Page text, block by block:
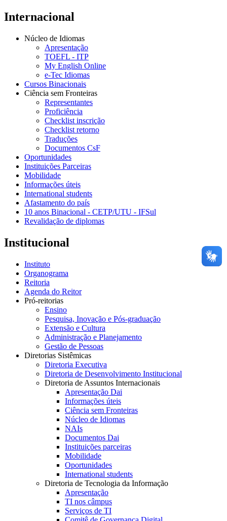
Internacional
Núcleo de Idiomas
Apresentação
TOEFL - ITP
My English Online
e-Tec Idiomas
Cursos Binacionais
Ciência sem Fronteiras
Representantes
Proficiência
Checklist inscrição
Checklist retorno
Traduções
Documentos CsF
Oportunidades
Instituições Parceiras
Mobilidade
Informações úteis
International students
Afastamento do país
10 anos Binacional - CETP/UTU - IFSul
Revalidação de diplomas
Institucional
Instituto
Organograma
Reitoria
Agenda do Reitor
Pró-reitorias
Ensino
Pesquisa, Inovação e Pós-graduação
Extensão e Cultura
Administração e Planejamento
Gestão de Pessoas
Diretorias Sistêmicas
Diretoria Executiva
Diretoria de Desenvolvimento Institucional
Diretoria de Assuntos Internacionais
Apresentação Dai
Informações úteis
Ciência sem Fronteiras
Núcleo de Idiomas
NAIs
Documentos Dai
Instituições parceiras
Mobilidade
Oportunidades
International students
Diretoria de Tecnologia da Informação
Apresentação
TI nos câmpus
Serviços de TI